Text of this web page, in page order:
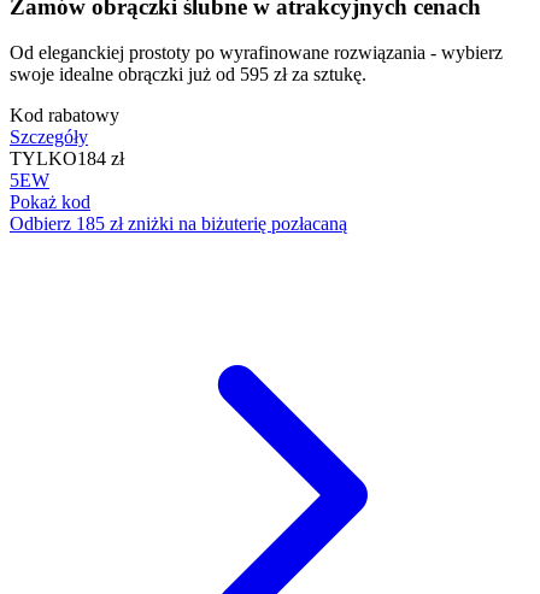
Zamów obrączki ślubne w atrakcyjnych cenach
Od eleganckiej prostoty po wyrafinowane rozwiązania - wybierz
swoje idealne obrączki już od 595 zł za sztukę.
Kod rabatowy
Szczegóły
TYLKO184 zł
5EW
Pokaż kod
Odbierz 185 zł zniżki na biżuterię pozłacaną